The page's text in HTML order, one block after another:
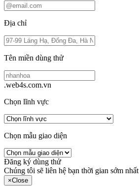
Địa chỉ
Tên miền dùng thử
.web4s.com.vn
Chọn lĩnh vực
Chọn mẫu giao diện
Đăng ký dùng thử
Chúng tôi sẽ liên hệ bạn thời gian sớm nhất
×Close